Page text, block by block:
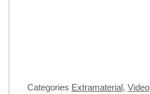
Categories Extramaterial, Video